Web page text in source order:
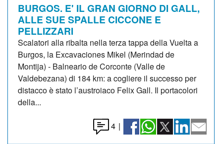
BURGOS. E' IL GRAN GIORNO DI GALL,
ALLE SUE SPALLE CICCONE E
PELLIZZARI
Scalatori alla ribalta nella terza tappa della Vuelta a
Burgos, la Excavaciones Mikel (Merindad de
Montija) - Balneario de Corconte (Valle de
Valdebezana) di 184 km: a cogliere il successo per
distacco è stato l’austroiaco Felix Gall. Il portacolori
della...
4 |